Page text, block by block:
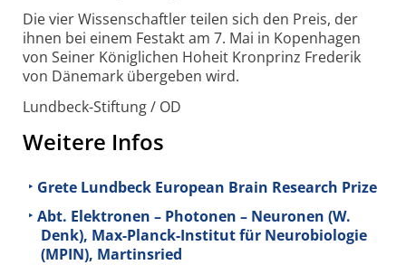
Die vier Wissenschaftler teilen sich den Preis, der
ihnen bei einem Festakt am 7. Mai in Kopenhagen
von Seiner Königlichen Hoheit Kronprinz Frederik
von Dänemark übergeben wird.
Lundbeck-Stiftung / OD
Weitere Infos
Grete Lundbeck European Brain Research Prize
Abt. Elektronen – Photonen – Neuronen (W.
Denk), Max-Planck-Institut für Neurobiologie
(MPIN), Martinsried